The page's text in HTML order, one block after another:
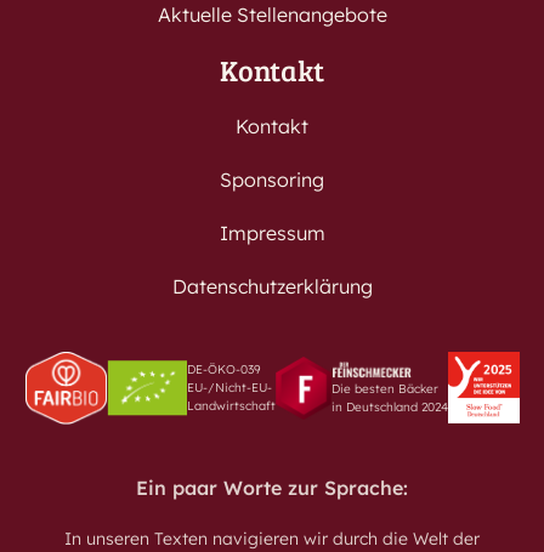
Aktuelle Stellenangebote
Kontakt
Kontakt
Sponsoring
Impressum
Datenschutzerklärung
DE-ÖKO-039
EU-/Nicht-EU-
Landwirtschaft
Die besten Bäcker
in Deutschland 2024
Ein paar Worte zur Sprache:
In unseren Texten navigieren wir durch die Welt der